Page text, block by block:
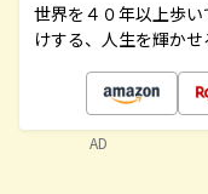
世界を４０年以上歩
けする、人生を輝か
AD